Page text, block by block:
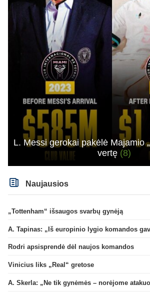
L. Messi gerokai pakėlė Majamio
vertę (8)
Naujausios
„Tottenham“ išsaugos svarbų gynėją
Rodri apsisprendė dėl naujos komandos
Vinicius liks „Real“ gretose
A. Skerla: „Ne tik gynėmės – norėjome